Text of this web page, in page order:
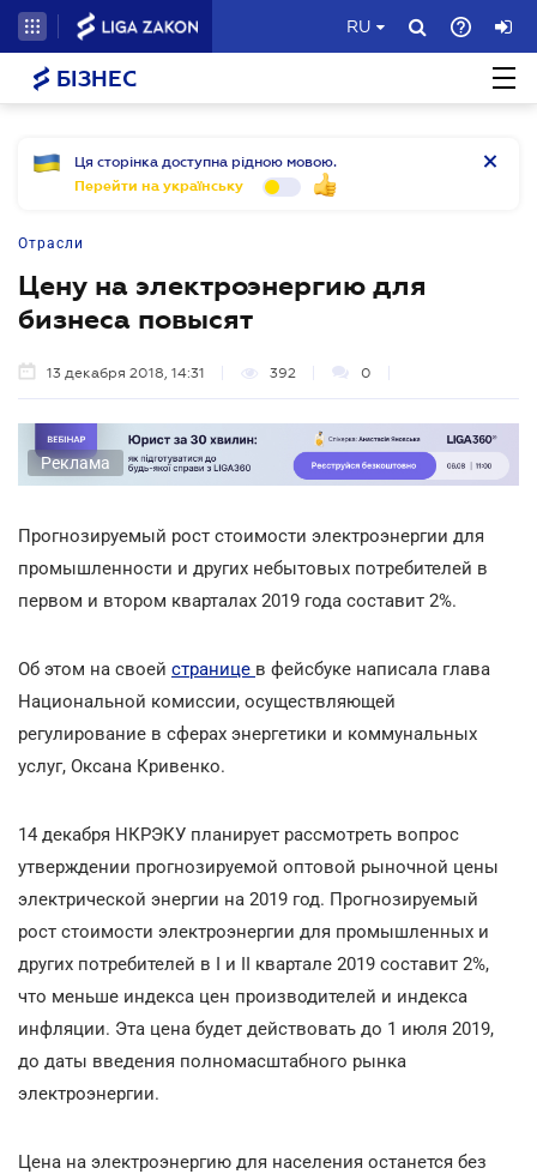
RU
БІЗНЕС
Ця сторінка доступна рідною мовою.
Перейти на українську
Отрасли
Цену на электроэнергию для
бизнеса повысят
13 декабря 2018, 14:31 392 0
Реклама
Прогнозируемый рост стоимости электроэнергии для
промышленности и других небытовых потребителей в
первом и втором кварталах 2019 года составит 2%.
Об этом на своей странице в фейсбуке написала глава
Национальной комиссии, осуществляющей
регулирование в сферах энергетики и коммунальных
услуг, Оксана Кривенко.
14 декабря НКРЭКУ планирует рассмотреть вопрос
утверждении прогнозируемой оптовой рыночной цены
электрической энергии на 2019 год. Прогнозируемый
рост стоимости электроэнергии для промышленных и
других потребителей в I и II квартале 2019 составит 2%,
что меньше индекса цен производителей и индекса
инфляции. Эта цена будет действовать до 1 июля 2019,
до даты введения полномасштабного рынка
электроэнергии.
Цена на электроэнергию для населения останется без